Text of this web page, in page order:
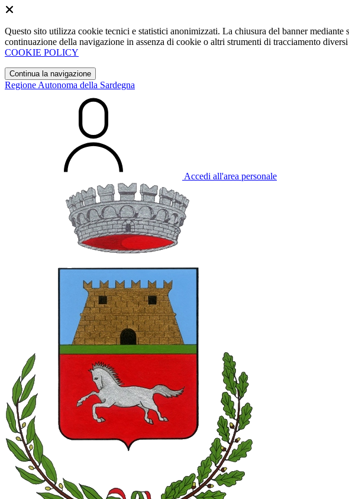
Questo sito utilizza cookie tecnici e statistici anonimizzati. La chiusura del banner
continuazione della navigazione in assenza di cookie o altri strumenti di tracciamento
COOKIE POLICY
Continua la navigazione
Regione Autonoma della Sardegna
Accedi all'area personale